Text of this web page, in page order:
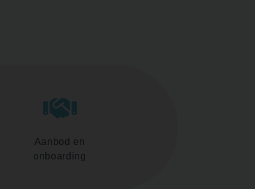
Aanbod en
onboarding